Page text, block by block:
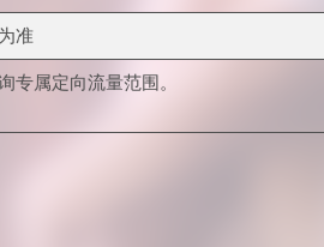
准
专属定向流量范围。